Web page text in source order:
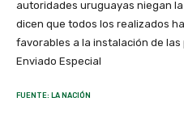
autoridades uruguayas niegan
dicen que todos los realizados
favorables a la instalación de
Enviado Especial
FUENTE: LA NACIÓN